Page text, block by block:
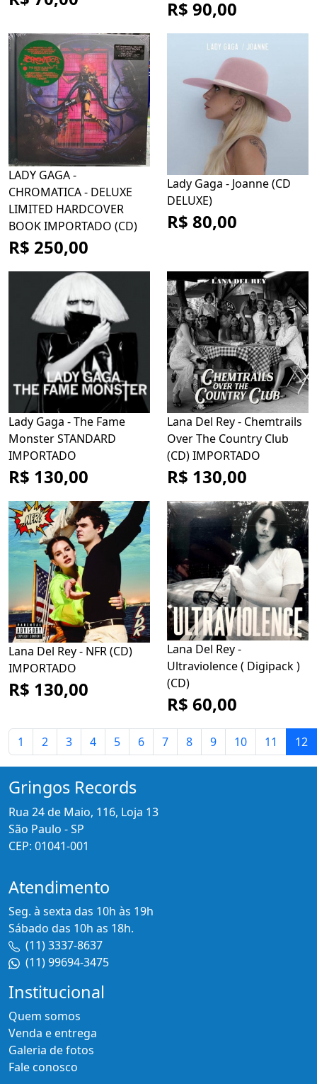
R$ 90,00
LADY GAGA -
CHROMATICA - DELUXE
LIMITED HARDCOVER
BOOK IMPORTADO (CD)
R$ 250,00
Lady Gaga - Joanne (CD
DELUXE)
R$ 80,00
Lady Gaga - The Fame
Monster STANDARD
IMPORTADO
R$ 130,00
Lana Del Rey - Chemtrails
Over The Country Club
(CD) IMPORTADO
R$ 130,00
Lana Del Rey - NFR (CD)
IMPORTADO
R$ 130,00
Lana Del Rey -
Ultraviolence ( Digipack )
(CD)
R$ 60,00
1 2 3 4 5 6 7 8 9 10 11 12
Gringos Records
Rua 24 de Maio, 116, Loja 13
São Paulo - SP
CEP: 01041-001
Atendimento
Seg. à sexta das 10h às 19h
Sábado das 10h as 18h.
(11) 3337-8637
(11) 99694-3475
Institucional
Quem somos
Venda e entrega
Galeria de fotos
Fale conosco